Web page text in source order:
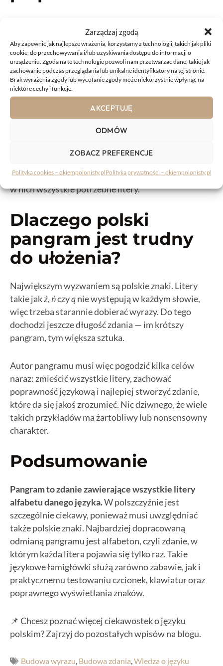
Zarządzaj zgodą
Aby zapewnić jak najlepsze wrażenia, korzystamy z technologii, takich jak pliki
cookie, do przechowywania i/lub uzyskiwania dostępu do informacji o
urządzeniu. Zgoda na te technologie pozwoli nam przetwarzać dane, takie jak
zachowanie podczas przeglądania lub unikalne identyfikatory na tej stronie.
Brak wyrażenia zgody lub wycofanie zgody może niekorzystnie wpłynąć na
niektóre cechy i funkcje.
AKCEPTUJĘ
ODMÓW
ZOBACZ PREFERENCJE
Polityka cookies – okiempolonisty.plPolityka prywatności – okiempolonisty.pl
autorzy muszą upchnąć w krótkim zdaniu wiele
rzadkich liter. Oto kilka znanych przykładów:
Pchnąć w tę łódź jeża lub ośm skrzyń fig.
Mężny bądź, chroń pułk twój i sześć flag.
Dość gróźb fuzją, klnę, pych i małżeństw!
Jeż wlókł gęś. Uf! Bądź choć przy nim, stań!
Widać od razu, że nie są to zdania, które często
drugorzędny. Najważniejsze jest to, że pojawiają się
w nich wszystkie potrzebne litery.
Dlaczego polski
pangram jest trudny
do ułożenia?
Największym wyzwaniem są polskie znaki. Litery
takie jakź,ńczyąnie występują w każdym słowie,
więc trzeba starannie dobierać wyrazy. Do tego
dochodzi jeszcze długość zdania — im krótszy
pangram, tym większa sztuka.
Autor pangramu musi więc pogodzić kilka celów
naraz: zmieścić wszystkie litery, zachować
poprawność językową i najlepiej stworzyć zdanie,
które da się jakoś zrozumieć. Nic dziwnego, że wiele
takich przykładów ma żartobliwy lub nonsensowny
charakter.
Podsumowanie
Pangram to zdanie zawierające wszystkie litery
alfabetu danego języka.W polszczyźnie jest
szczególnie ciekawy, ponieważ musi uwzględniać
także polskie znaki. Najbardziej dopracowaną
odmianą pangramu jest alfabeton, czyli zdanie, w
którym każda litera pojawia się tylko raz. Takie
językowe łamigłówki służą zarówno zabawie, jak i
praktycznemu testowaniu czcionek, klawiatur oraz
poprawnego wyświetlania znaków.
📌 Chcesz poznać więcej ciekawostek o języku
polskim? Zajrzyj do pozostałych wpisów na blogu.
Budowa wyrazu Budowa zdania Wiedza o języku